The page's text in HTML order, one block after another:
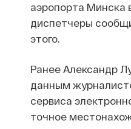
аэропорта Минска
диспетчеры
этого.
Ранее Александр
данным
сервиса
точное